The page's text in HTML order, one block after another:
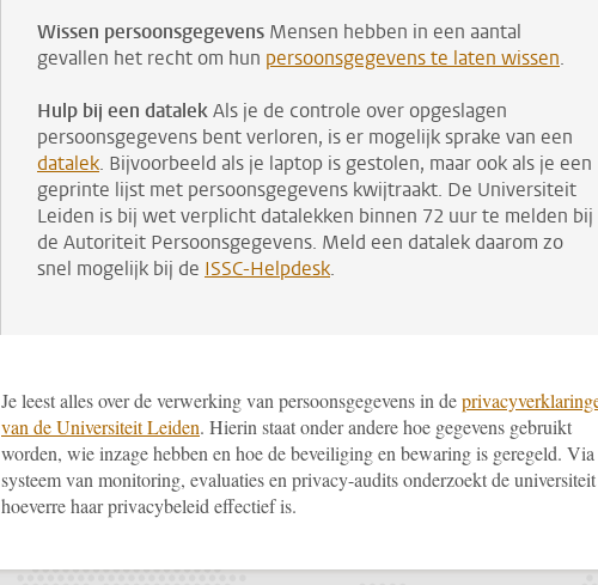
Wissen persoonsgegevens Mensen hebben in een aantal
gevallen het recht om hun persoonsgegevens te laten wissen.
Hulp bij een datalekAls je de controle over opgeslagen
persoonsgegevens bent verloren, is er mogelijk sprake van een
datalek. Bijvoorbeeld als je laptop is gestolen, maar ook als je een
geprinte lijst met persoonsgegevens kwijtraakt. De Universiteit
Leiden is bij wet verplicht datalekken binnen 72 uur te melden bij
de Autoriteit Persoonsgegevens. Meld een datalek daarom zo
snel mogelijk bij de ISSC-Helpdesk.
Je leest alles over de verwerking van persoonsgegevens in de
van de Universiteit Leiden. Hierin staat onder andere hoe gegevens gebruikt
worden, wie inzage hebben en hoe de beveiliging en bewaring is geregeld. Via
systeem van monitoring, evaluaties en privacy-audits onderzoekt de
hoeverre haar privacybeleid effectief is.